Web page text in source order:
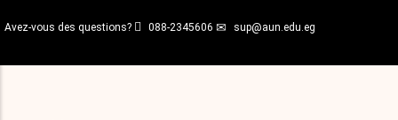
au
principal
Avez-vous des questions? 088-2345606 sup@aun.edu.eg